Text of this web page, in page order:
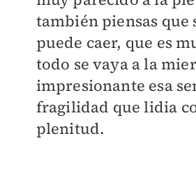
también piensas que
puede caer, que es
todo se vaya a la
impresionante esa
fragilidad que lidia
plenitud.